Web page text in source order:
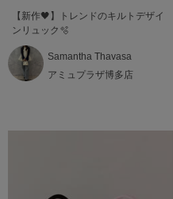
【新作🖤】トレンドのキルトデザイ
ンリュック🫧
Samantha Thavasa
アミュプラザ博多店